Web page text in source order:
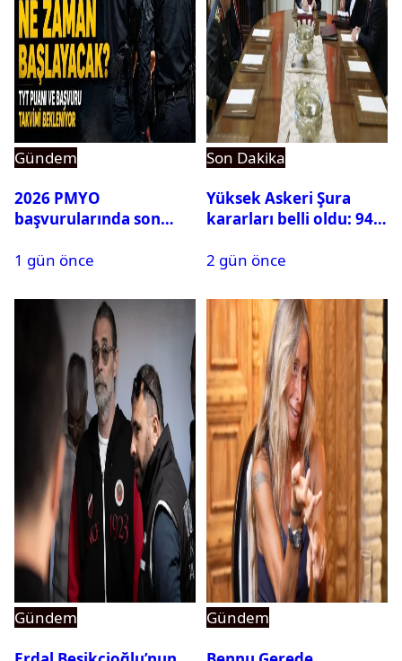
Gündem
2026 PMYO
başvurularında son
1 gün önce
Son Dakika
Yüksek Askeri Şura
kararları belli oldu: 94
2 gün önce
Gündem
Gündem